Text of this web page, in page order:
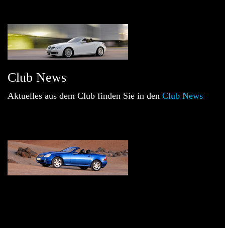
Club News
Aktuelles aus dem Club finden Sie in den Club News